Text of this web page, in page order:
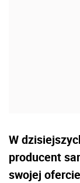
W
producent
swojej